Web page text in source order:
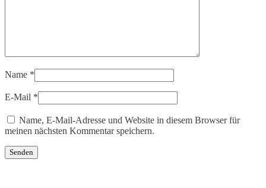
Name *
E-Mail *
Name, E-Mail-Adresse und Website in diesem Browser für
meinen nächsten Kommentar speichern.